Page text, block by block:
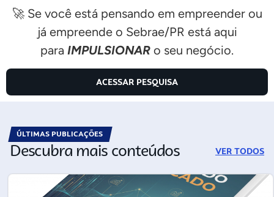
🚀 Se você está pensando em empreender ou
já empreende o Sebrae/PR está aqui
para IMPULSIONAR o seu negócio.
ACESSAR PESQUISA
ÚLTIMAS PUBLICAÇÕES
Descubra mais conteúdos VER TODOS